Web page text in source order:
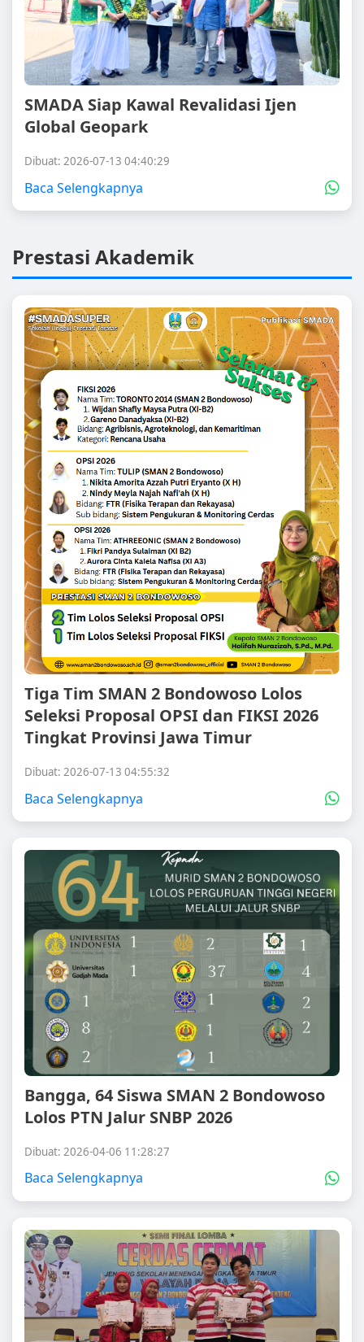
SMADA Siap Kawal Revalidasi Ijen
Global Geopark
Dibuat: 2026-07-13 04:40:29
Baca Selengkapnya
Prestasi Akademik
Tiga Tim SMAN 2 Bondowoso Lolos
Seleksi Proposal OPSI dan FIKSI 2026
Tingkat Provinsi Jawa Timur
Dibuat: 2026-07-13 04:55:32
Baca Selengkapnya
Bangga, 64 Siswa SMAN 2 Bondowoso
Lolos PTN Jalur SNBP 2026
Dibuat: 2026-04-06 11:28:27
Baca Selengkapnya